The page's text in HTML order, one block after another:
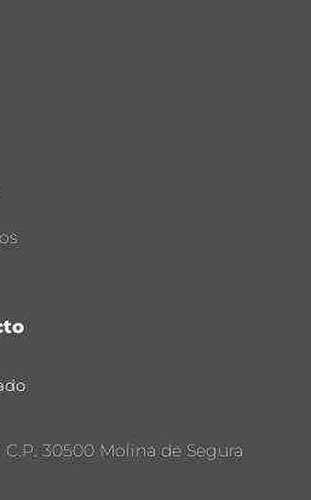
C.P. 30500 Molina de Segura